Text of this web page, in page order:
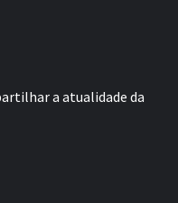
a atualidade da